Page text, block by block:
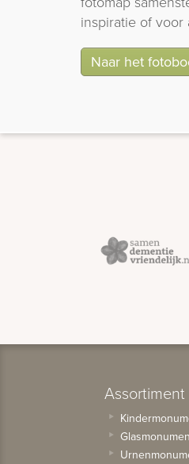
inspiratie of voor
Naar het
Assortiment